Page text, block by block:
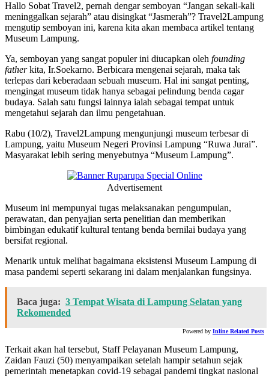
Hallo Sobat Travel2, pernah dengar semboyan “Jangan sekali-kali
meninggalkan sejarah” atau disingkat “Jasmerah”? Travel2Lampung
mengutip semboyan ini, karena kita akan membaca artikel tentang
Museum Lampung.
Ya, semboyan yang sangat populer ini diucapkan oleh founding
fatherkita, Ir.Soekarno. Berbicara mengenai sejarah, maka tak
terlepas dari keberadaan sebuah museum. Hal ini sangat penting,
mengingat museum tidak hanya sebagai pelindung benda cagar
budaya. Salah satu fungsi lainnya ialah sebagai tempat untuk
mengetahui sejarah dan ilmu pengetahuan.
Rabu (10/2), Travel2Lampung mengunjungi museum terbesar di
Lampung, yaitu Museum Negeri Provinsi Lampung “Ruwa Jurai”.
Masyarakat lebih sering menyebutnya “Museum Lampung”.
Advertisement
Museum ini mempunyai tugas melaksanakan pengumpulan,
perawatan, dan penyajian serta penelitian dan memberikan
bimbingan edukatif kultural tentang benda bernilai budaya yang
bersifat regional.
Menarik untuk melihat bagaimana eksistensi Museum Lampung di
masa pandemi seperti sekarang ini dalam menjalankan fungsinya.
Baca juga: 3 Tempat Wisata di Lampung Selatan yang
Rekomended
Powered by Inline Related Posts
Terkait akan hal tersebut, Staff Pelayanan Museum Lampung,
Zaidan Fauzi (50) menyampaikan setelah hampir setahun sejak
pemerintah menetapkan covid-19 sebagai pandemi tingkat nasional